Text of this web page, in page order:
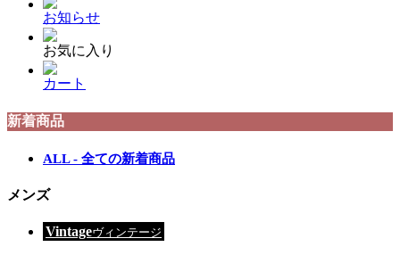
お知らせ
お気に入り
カート
新着商品
ALL - 全ての新着商品
メンズ
Vintageヴィンテージ